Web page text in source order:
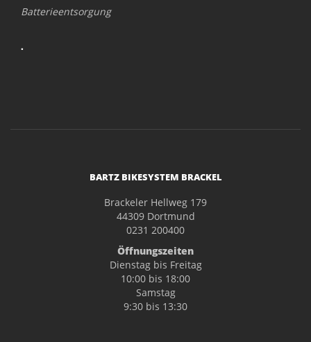
Batterieentsorgung
.
BARTZ BIKESYSTEM BRACKEL
Brackeler Hellweg 179
44309 Dortmund
0231 200400
Öffnungszeiten
Dienstag bis Freitag
10:00 bis 18:00
Samstag
9:30 bis 13:30